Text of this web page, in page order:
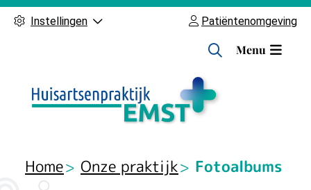
Instellingen Patiëntenomgeving
H
n
Menu
Home Onze praktijk Fotoalbums